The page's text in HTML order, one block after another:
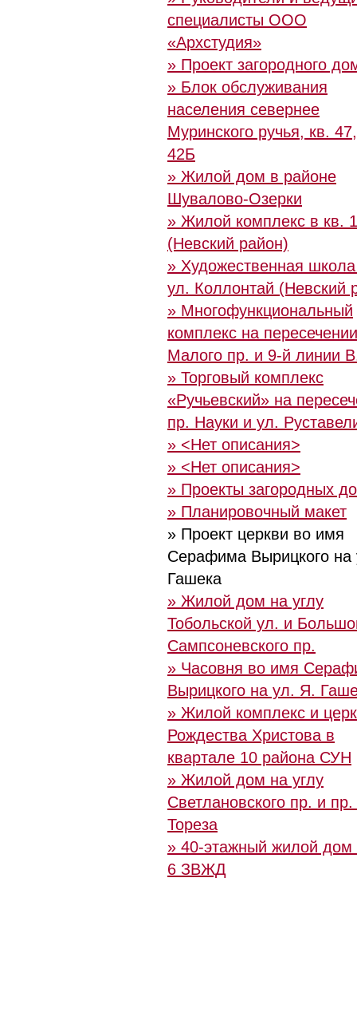
специалисты ООО
«Архстудия»
» Проект загородного
» Блок обслуживания
населения севернее
Муринского ручья, кв.
42Б
» Жилой дом в районе
Шувалово-Озерки
» Жилой комплекс в кв.
(Невский район)
» Художественная
ул. Коллонтай (Невский
» Многофункциональный
комплекс на пересечении
Малого пр. и 9-й линии
» Торговый комплекс
«Ручьевский» на
пр. Науки и ул.
» <Нет описания>
» <Нет описания>
» Проекты загородных
» Планировочный макет
» Проект церкви во имя
Серафима Вырицкого на
Гашека
» Жилой дом на углу
Тобольской ул. и
Сампсоневского пр.
» Часовня во имя
Вырицкого на ул. Я.
» Жилой комплекс и
Рождества Христова в
квартале 10 района СУН
» Жилой дом на углу
Светлановского пр. и
Тореза
» 40-этажный жилой дом
6 ЗВЖД